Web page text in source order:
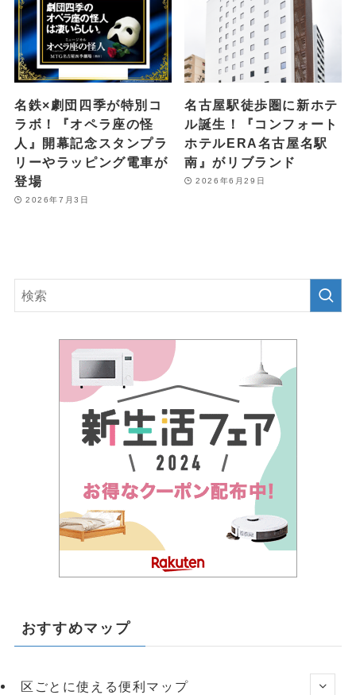
名鉄×劇団四季が特別コ
ラボ！『オペラ座の怪
人』開幕記念スタンプラ
リーやラッピング電車が
登場
2026年7月3日
名古屋駅徒歩圏に新ホテ
ル誕生！『コンフォート
ホテルERA名古屋名駅
南』がリブランド
2026年6月29日
おすすめマップ
区ごとに使える便利マップ